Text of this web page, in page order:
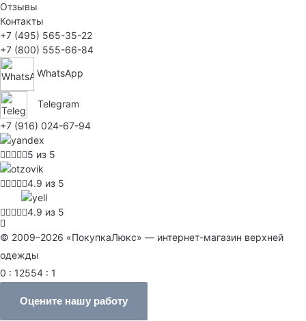
Отзывы
Контакты
+7 (495) 565-35-22
+7 (800) 555-66-84
WhatsApp
Telegram
+7 (916) 024-67-94
5 из 5
4.9 из 5
4.9 из 5
© 2009–2026 «ПокупкаЛюкс» — интернет-магазин верхней
одежды
0 : 12554 : 1
Оцените нашу работу